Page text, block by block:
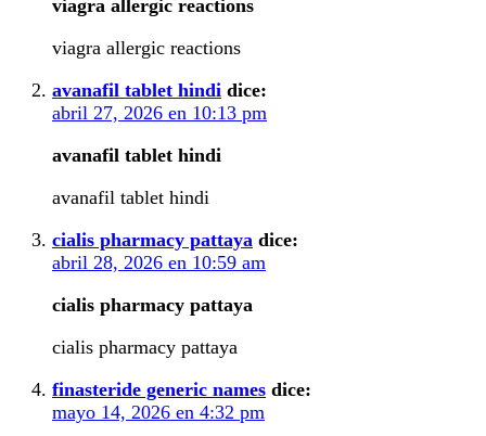
viagra allergic reactions
viagra allergic reactions
avanafil tablet hindi dice:
abril 27, 2026 en 10:13 pm
avanafil tablet hindi
avanafil tablet hindi
cialis pharmacy pattaya dice:
abril 28, 2026 en 10:59 am
cialis pharmacy pattaya
cialis pharmacy pattaya
finasteride generic names dice:
mayo 14, 2026 en 4:32 pm